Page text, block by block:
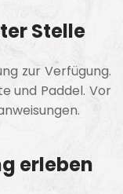
Stelle
zur Verfügung.
und Paddel. Vor
erleben